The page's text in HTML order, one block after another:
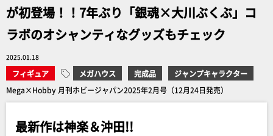
が初登場！！7年ぶり「銀魂×大川ぶくぶ」コ
ラボのオシャンティなグッズもチェック
2025.01.18
フィギュア メガハウス 完成品
ジャンプキャラクター
Mega×Hobby 月刊ホビージャパン2025年2月号（12月24日発売）
最新作は神楽＆沖田!!